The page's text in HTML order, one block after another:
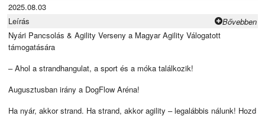
Tulajdonosok/Felvezetők
2025.08.03
Leírás
Bővebben
Nyári Pancsolás & Agility Verseny a Magyar Agility Válogatott
támogatására
– Ahol a strandhangulat, a sport és a móka találkozik!
Augusztusban irány a DogFlow Aréna!
Ha nyár, akkor strand. Ha strand, akkor agility – legalábbis nálunk! Hozd